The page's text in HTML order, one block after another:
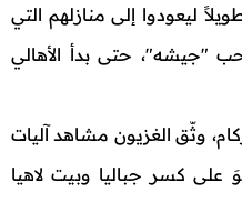
ليعودوا إلى منازلهم التي
"جيشه"، حتى بدأ الأهالي
وثّق الغزيون مشاهد آليات
كسر جباليا وبيت لاهيا